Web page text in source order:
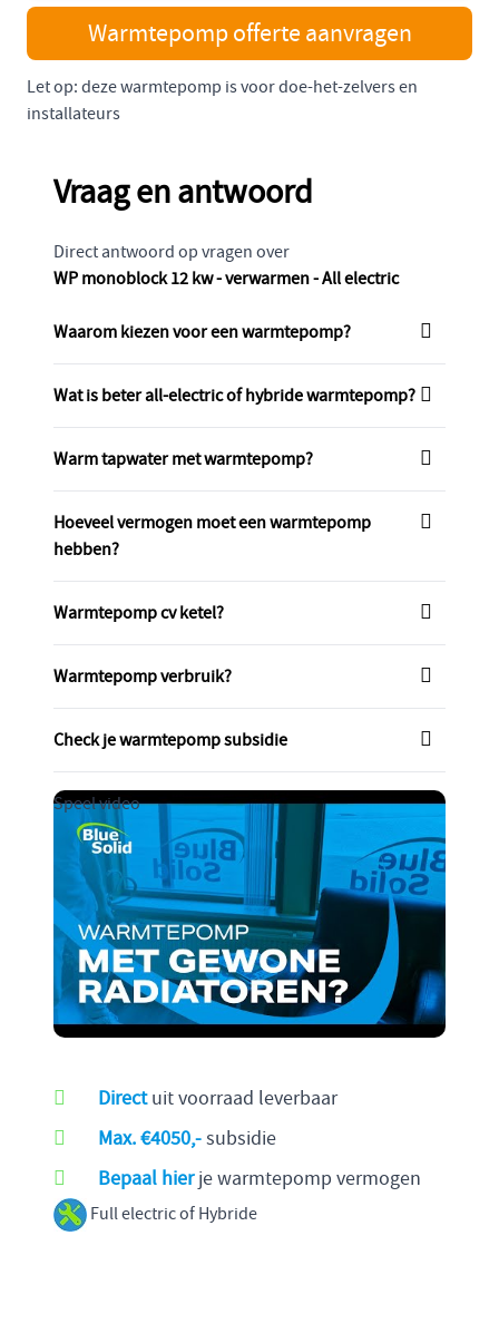
Warmtepomp offerte aanvragen
Let op: deze warmtepomp is voor doe-het-zelvers en
installateurs
Vraag en antwoord
Direct antwoord op vragen over
WP monoblock 12 kw - verwarmen - All electric
Waarom kiezen voor een warmtepomp?
Wat is beter all-electric of hybride warmtepomp?
Warm tapwater met warmtepomp?
Hoeveel vermogen moet een warmtepomp
hebben?
Warmtepomp cv ketel?
Warmtepomp verbruik?
Check je warmtepomp subsidie
Speel video
Directuit voorraad leverbaar
Max. €4050,-subsidie
Bepaal hierje warmtepomp vermogen
Full electric of Hybride